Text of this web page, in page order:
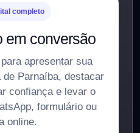
completo
em conversão
apresentar sua
de Parnaíba, destacar
confiança e levar o
formulário ou
online.